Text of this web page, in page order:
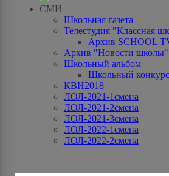
СМИ
Школьная газета
Телестудия "Классная
Архив SCHOOL
Архив "Новости школы"
Школьный альбом
Школьный
КВН2018
ЛОЛ-2021-1смена
ЛОЛ-2021-2смена
ЛОЛ-2021-3смена
ЛОЛ-2022-1смена
ЛОЛ-2022-2смена